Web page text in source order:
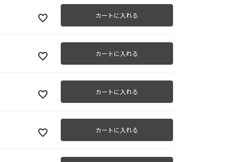
カートに入れる
カートに入れる
カートに入れる
カートに入れる